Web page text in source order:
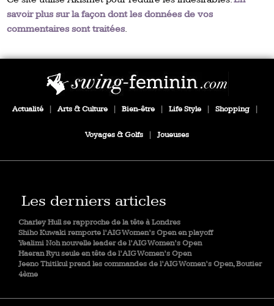
savoir plus sur la façon dont les données de vos
commentaires sont traitées.
Actualité | Arts & Culture | Bien-être | Life Style | Shopping |
Voyages & Golfs | Joueuses
Les derniers articles
Charley Hull se rapproche de la tête à Londres
Shiho Kuwaki remporte l’AIG Women’s Open en playoff
Yealimi Noh nouvelle leader de l’AIG Women’s Open
Haeran Ryu seule en tête de l’AIG Women’s Open
Jeeno Thitikul prend les commandes de l’AIG Women’s Open, Boutier
4ème